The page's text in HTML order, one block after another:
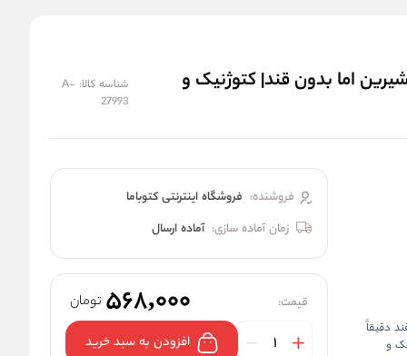
اما بدون قند| کتوژنیک و
شناسه کالا: A-
27993
دقیقاً
و
فروشنده: فروشگاه اینترنتی کتوباما
زمان آماده سازی: آماده ارسال
قیمت: 568,000 تومان
افزودن به سبد خرید